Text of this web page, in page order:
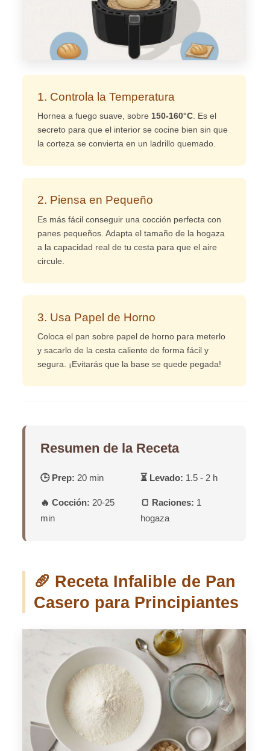
1. Controla la Temperatura
Hornea a fuego suave, sobre 150-160°C. Es el
secreto para que el interior se cocine bien sin que
la corteza se convierta en un ladrillo quemado.
2. Piensa en Pequeño
Es más fácil conseguir una cocción perfecta con
panes pequeños. Adapta el tamaño de la hogaza
a la capacidad real de tu cesta para que el aire
circule.
3. Usa Papel de Horno
Coloca el pan sobre papel de horno para meterlo
y sacarlo de la cesta caliente de forma fácil y
segura. ¡Evitarás que la base se quede pegada!
Resumen de la Receta
🕒 Prep: 20 min ⏳ Levado: 1.5 - 2 h
🔥 Cocción: 20-25
min
🍞 Raciones: 1
hogaza
🥖 Receta Infalible de Pan
Casero para Principiantes